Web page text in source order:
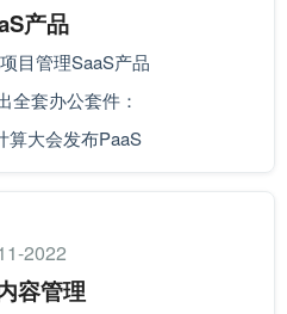
产品
目管理SaaS产品
全套办公套件：
算大会发布PaaS
2022
容管理